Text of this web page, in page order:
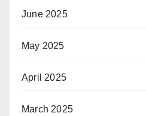
June 2025
May 2025
April 2025
March 2025